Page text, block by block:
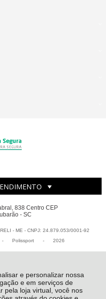
e personalizar nossa
e em serviços de
pela loja virtual, você nos
838 Centro CEP
- SC
- ME - CNPJ: 24.879.053/0001-92
Polissport - 2026